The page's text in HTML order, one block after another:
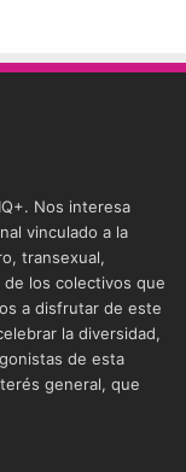
Nos interesa
vinculado a la
transexual,
los colectivos que
a disfrutar de este
la diversidad,
de esta
general, que